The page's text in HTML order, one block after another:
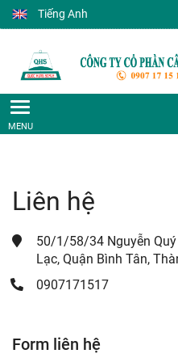
Tiếng Anh
Liên hệ
50/1/58/34 Nguyễn Quý
Lạc, Quận Bình Tân,
0907171517
Form liên hệ